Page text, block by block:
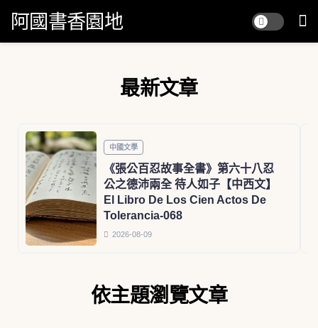
阿國書香園地
最新文章
中國文學
《張公百忍故事全書》第六十八忍
公之德沛兩全 待人如子【中西文】
El Libro De Los Cien Actos De
Tolerancia-068
2026-08-09
依主題瀏覽文章